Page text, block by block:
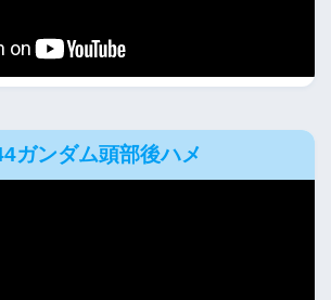
ガンダム頭部後ハメ